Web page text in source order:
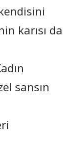
karısı da
sansın